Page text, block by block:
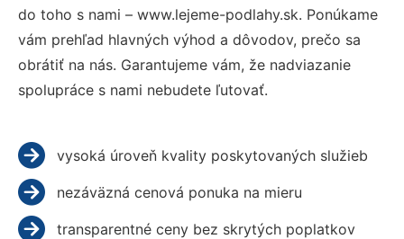
do toho s nami – www.lejeme-podlahy.sk. Ponúkame
vám prehľad hlavných výhod a dôvodov, prečo sa
obrátiť na nás. Garantujeme vám, že nadviazanie
spolupráce s nami nebudete ľutovať.
vysoká úroveň kvality poskytovaných služieb
nezáväzná cenová ponuka na mieru
transparentné ceny bez skrytých poplatkov